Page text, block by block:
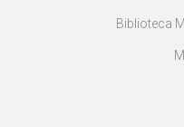
Biblioteca